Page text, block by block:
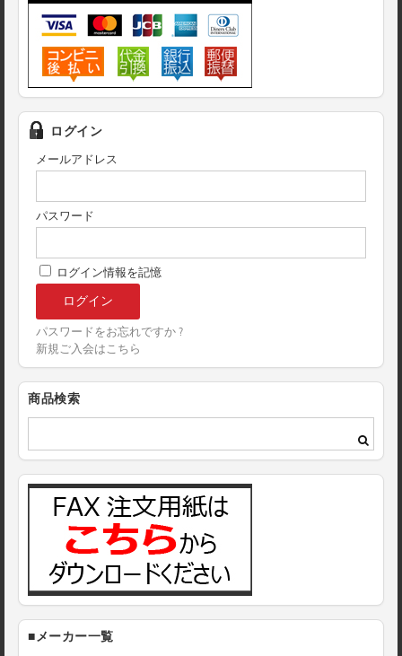
ログイン
メールアドレス
パスワード
ログイン情報を記憶
パスワードをお忘れですか ?
新規ご入会はこちら
商品検索
■メーカー一覧